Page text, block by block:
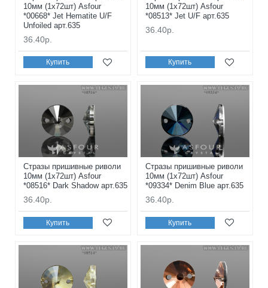
10мм (1x72шт) Asfour
*00668* Jet Hematite U/F
Unfoiled арт.635
36.40р.
Купить
10мм (1x72шт) Asfour
*08513* Jet U/F арт.635
36.40р.
Купить
Стразы пришивные риволи
10мм (1x72шт) Asfour
*08516* Dark Shadow арт.635
36.40р.
Купить
Стразы пришивные риволи
10мм (1x72шт) Asfour
*09334* Denim Blue арт.635
36.40р.
Купить